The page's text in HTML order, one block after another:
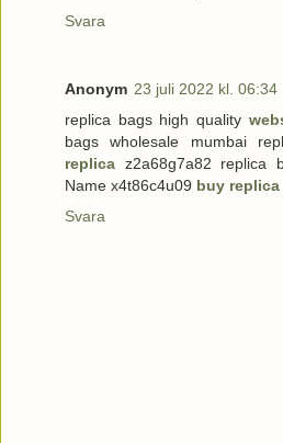
Svara
Anonym 23 juli 2022 kl. 06:34
replica bags high quality
bags wholesale mumbai
replica z2a68g7a82 replica
Name x4t86c4u09 buy replica
Svara